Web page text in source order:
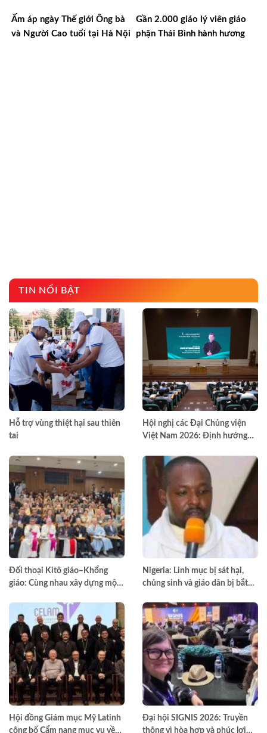
Ấm áp ngày Thế giới Ông bà
và Người Cao tuổi tại Hà Nội
Gần 2.000 giáo lý viên giáo
phận Thái Bình hành hương
TIN NỔI BẬT
Hỗ trợ vùng thiệt hại sau thiên
tai
Hội nghị các Đại Chủng viện
Việt Nam 2026: Định hướng
Đối thoại Kitô giáo–Khổng
giáo: Cùng nhau xây dựng một
Nigeria: Linh mục bị sát hại,
chủng sinh và giáo dân bị bắt
Hội đồng Giám mục Mỹ Latinh
công bố Cẩm nang mục vụ về
Đại hội SIGNIS 2026: Truyền
thông vì hòa hợp và phúc lợi